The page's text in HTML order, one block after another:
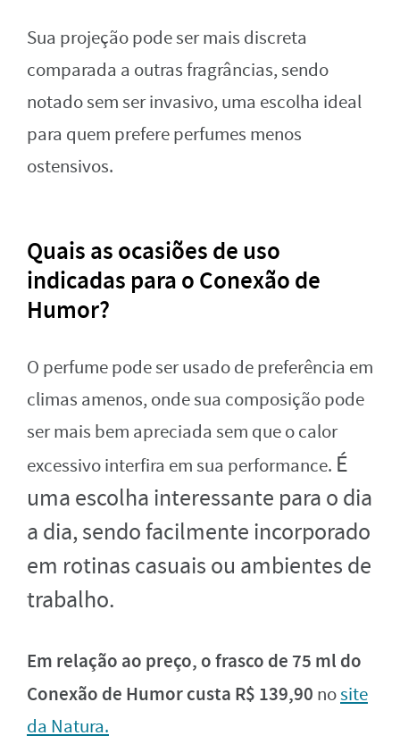
Sua projeção pode ser mais discreta
comparada a outras fragrâncias, sendo
notado sem ser invasivo, uma escolha ideal
para quem prefere perfumes menos
ostensivos.
Quais as ocasiões de uso
indicadas para o Conexão de
Humor?
O perfume pode ser usado de preferência em
climas amenos, onde sua composição pode
ser mais bem apreciada sem que o calor
excessivo interfira em sua performance. É
uma escolha interessante para o dia
a dia, sendo facilmente incorporado
em rotinas casuais ou ambientes de
trabalho.
Em relação ao preço, o frasco de 75 ml do
Conexão de Humor custa R$ 139,90 nosite
da Natura.